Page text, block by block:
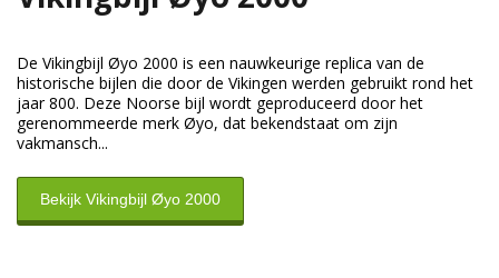
De Vikingbijl Øyo 2000 is een nauwkeurige replica van de
historische bijlen die door de Vikingen werden gebruikt rond het
jaar 800. Deze Noorse bijl wordt geproduceerd door het
gerenommeerde merk Øyo, dat bekendstaat om zijn
vakmansch...
Bekijk Vikingbijl Øyo 2000